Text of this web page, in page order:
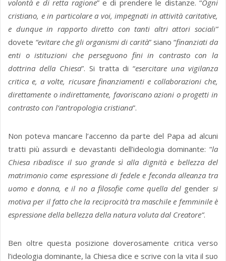
volontà e di retta ragione” e di prendere le distanze. “Ogni
cristiano, e in particolare a voi, impegnati in attività caritative,
e dunque in rapporto diretto con tanti altri attori sociali”
dovete “evitare che gli organismi di carità” siano “finanziati da
enti o istituzioni che perseguono fini in contrasto con la
dottrina della Chiesa”. Si tratta di “esercitare una vigilanza
critica e, a volte, ricusare finanziamenti e collaborazioni che,
direttamente o indirettamente, favoriscano azioni o progetti in
contrasto con l’antropologia cristiana”.
Non poteva mancare l’accenno da parte del Papa ad alcuni
tratti più assurdi e devastanti dell’ideologia dominante: “la
Chiesa ribadisce il suo grande sì alla dignità e bellezza del
matrimonio come espressione di fedele e feconda alleanza tra
uomo e donna, e il no a filosofie come quella del gender si
motiva per il fatto che la reciprocità tra maschile e femminile è
espressione della bellezza della natura voluta dal Creatore”.
Ben oltre questa posizione doverosamente critica verso
l’ideologia dominante, la Chiesa dice e scrive con la vita il suo